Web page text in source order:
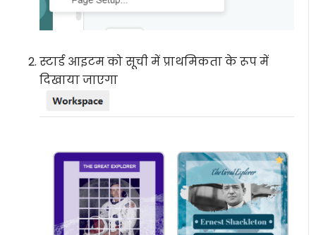
स्टार्ड आइटम को सूची में प्राथमिकता के रूप में
दिखाया जाएगा